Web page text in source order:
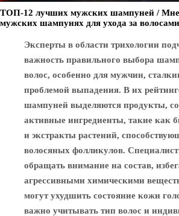
ТОП-12 лучших мужских шампуней /
мужских шампунях для ухода за волосами
Эксперты в области трихологии
важность правильного выбора
волос, особенно для мужчин,
проблемой выпадения. В их
шампуней выделяются продукты,
активные ингредиенты, такие как
и экстракты растений,
волосяных фолликулов.
обращать внимание на состав,
агрессивными химическими
могут ухудшить состояние кожи
важно учитывать тип волос и